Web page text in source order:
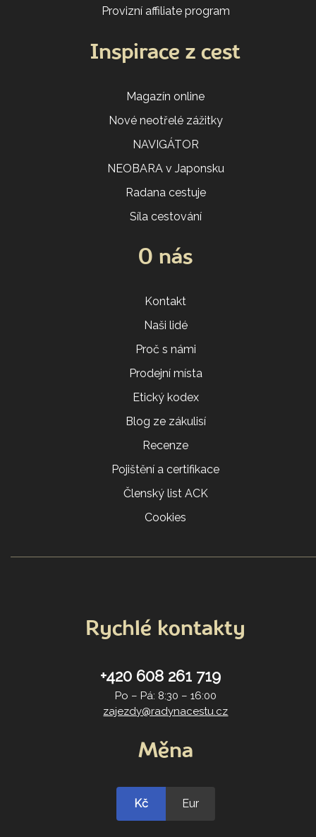
Provizní affiliate program
Inspirace z cest
Magazín online
Nové neotřelé zážitky
NAVIGÁTOR
NEOBARA v Japonsku
Radana cestuje
Síla cestování
O nás
Kontakt
Naši lidé
Proč s námi
Prodejní místa
Etický kodex
Blog ze zákulisí
Recenze
Pojištění a certifikace
Členský list ACK
Cookies
Rychlé kontakty
+420 608 261 719
Po – Pá: 8:30 – 16:00
zajezdy@radynacestu.cz
Měna
Kč Eur